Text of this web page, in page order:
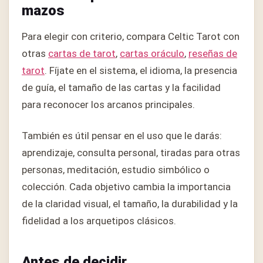
mazos
Para elegir con criterio, compara Celtic Tarot con
otras cartas de tarot, cartas oráculo, reseñas de
tarot. Fíjate en el sistema, el idioma, la presencia
de guía, el tamaño de las cartas y la facilidad
para reconocer los arcanos principales.
También es útil pensar en el uso que le darás:
aprendizaje, consulta personal, tiradas para otras
personas, meditación, estudio simbólico o
colección. Cada objetivo cambia la importancia
de la claridad visual, el tamaño, la durabilidad y la
fidelidad a los arquetipos clásicos.